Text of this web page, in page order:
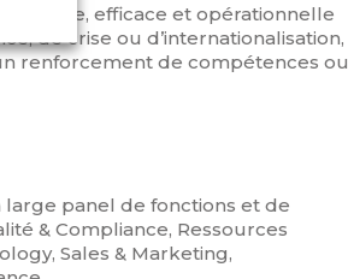
flexible, efficace et opérationnelle
de crise ou d’internationalisation,
renforcement de compétences ou
panel de fonctions et de
& Compliance, Ressources
Sales & Marketing,